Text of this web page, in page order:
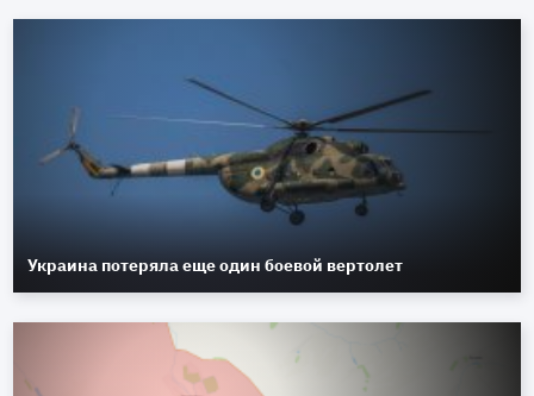
Украина потеряла еще один боевой вертолет